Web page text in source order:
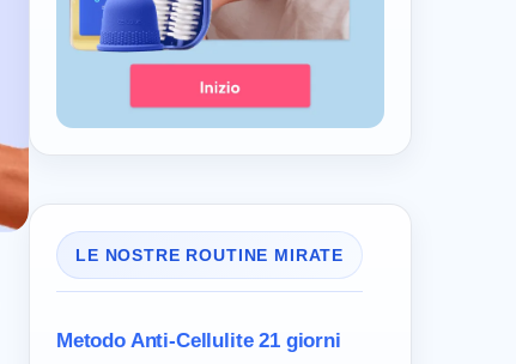
LE NOSTRE ROUTINE MIRATE
Metodo Anti-Cellulite21 giorni